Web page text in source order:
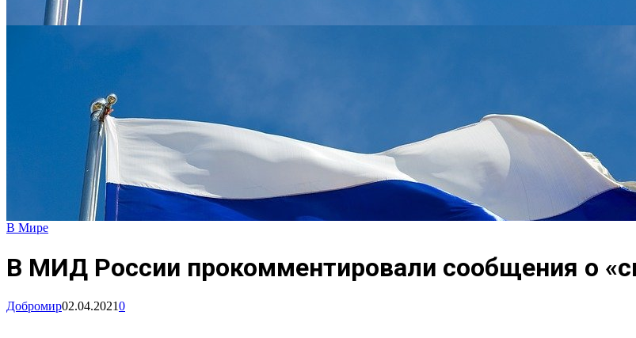
В Мире
В МИД России прокомментировали сообщения о
Добромир02.04.20210